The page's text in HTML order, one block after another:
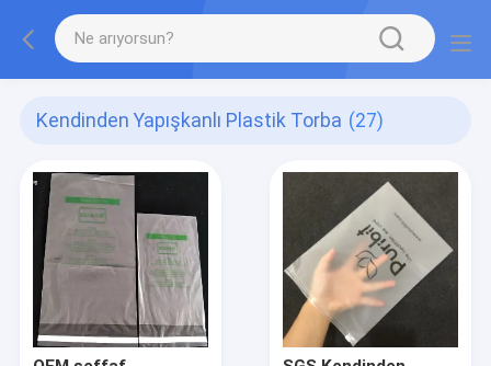
Kendinden Yapışkanlı Plastik Torba (27)